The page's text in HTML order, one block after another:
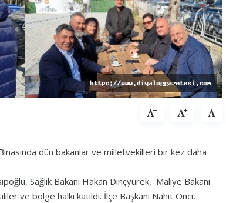
dün bakanlar ve milletvekilleri bir kez daha
Sağlık Bakanı Hakan Dinçyürek, Maliye Bakanı
ve bölge halkı katıldı. İlçe Başkanı Nahit Öncü